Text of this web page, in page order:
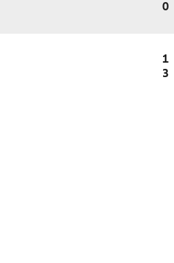
0
1
3